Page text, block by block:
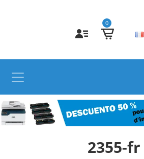
0
2355-fr